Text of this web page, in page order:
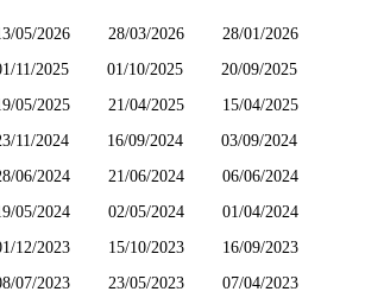
05/2026 28/03/2026
28/01/2026
11/2025 01/10/2025
20/09/2025
05/2025 21/04/2025
15/04/2025
11/2024 16/09/2024
03/09/2024
06/2024 21/06/2024
06/06/2024
05/2024 02/05/2024
01/04/2024
12/2023 15/10/2023
16/09/2023
07/2023 23/05/2023
07/04/2023